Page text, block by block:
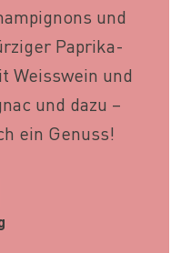
und
Paprika-
Weisswein und
und dazu –
ein Genuss!